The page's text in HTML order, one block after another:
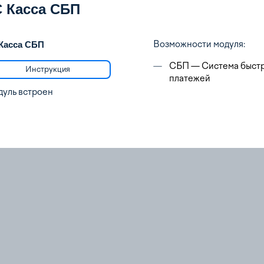
Касса СБП
СБП
Инструкция
встроен
Возможности модуля:
—
СБП — Система
платежей